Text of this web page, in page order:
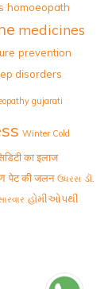
homoeopath
medicines
prevention
disorders
gujarati
Winter Cold
का इलाज
पेट की जलन ઉધરસ ડૉ.
હોમીઓપથી